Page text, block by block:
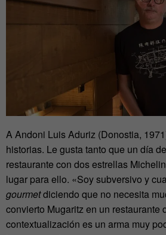
A Andoni Luis Aduriz (Donostia,
historias. Le gusta tanto que un día
restaurante con dos estrellas
lugar para ello. «Soy subversivo y
gourmetdiciendo que no necesita
convierto Mugaritz en un restaurante
contextualización es un arma muy